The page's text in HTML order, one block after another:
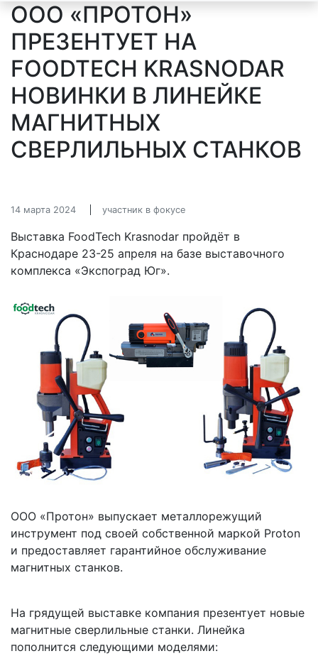
ООО «ПРОТОН»
ПРЕЗЕНТУЕТ НА
FOODTECH KRASNODAR
НОВИНКИ В ЛИНЕЙКЕ
МАГНИТНЫХ
СВЕРЛИЛЬНЫХ СТАНКОВ
14 марта 2024 участник в фокусе
Выставка FoodTech Krasnodar пройдёт в
Краснодаре 23-25 апреля на базе выставочного
комплекса «Экспоград Юг».
ООО «Протон» выпускает металлорежущий
инструмент под своей собственной маркой Proton
и предоставляет гарантийное обслуживание
магнитных станков.
На грядущей выставке компания презентует новые
магнитные сверлильные станки. Линейка
пополнится следующими моделями: